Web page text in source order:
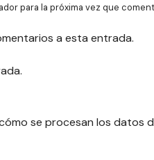
para la próxima vez que
a esta entrada.
se procesan los datos